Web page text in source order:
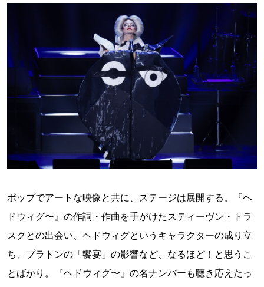
ポップでアートな映像と共に、ステージは展開する。『ヘ
ドウィグ〜』の作詞・作曲を手がけたスティーヴン・トラ
スクとの出会い、ヘドウィグというキャラクターの成り立
ち、プラトンの「饗宴」の影響など、なるほど！と思うこ
とばかり。『ヘドウィグ〜』の名ナンバーも聴き応えたっ